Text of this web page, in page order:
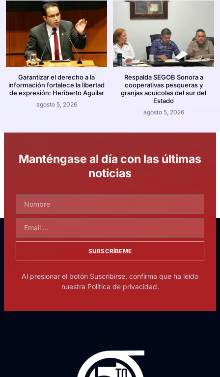
Garantizar el derecho a la
información fortalece la libertad
de expresión: Heriberto Aguilar
agosto 5, 2026
Respalda SEGOB Sonora a
cooperativas pesqueras y
granjas acuícolas del sur del
Estado
agosto 5, 2026
Manténgase al día con las últimas
noticias
SUBSCRÍBEME
Al presionar el botón Suscribirse, confirma que ha leído
nuestra Política de privacidad.